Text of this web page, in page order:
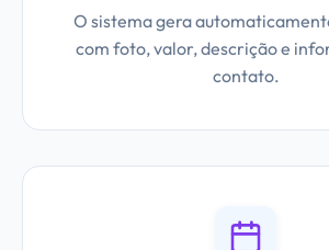
O sistema gera
com foto, valor, descrição e
contato.